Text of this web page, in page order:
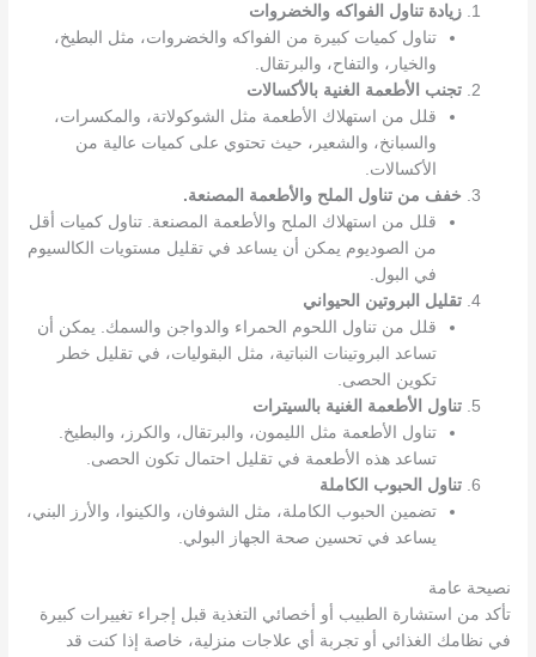
زيادة تناول الفواكه والخضروات
تناول كميات كبيرة من الفواكه والخضروات، مثل البطيخ،
والخيار، والتفاح، والبرتقال.
تجنب الأطعمة الغنية بالأكسالات
قلل من استهلاك الأطعمة مثل الشوكولاتة، والمكسرات،
والسبانخ، والشعير، حيث تحتوي على كميات عالية من
الأكسالات.
خفف من تناول الملح والأطعمة المصنعة.
قلل من استهلاك الملح والأطعمة المصنعة. تناول كميات أقل
من الصوديوم يمكن أن يساعد في تقليل مستويات الكالسيوم
في البول.
تقليل البروتين الحيواني
قلل من تناول اللحوم الحمراء والدواجن والسمك. يمكن أن
تساعد البروتينات النباتية، مثل البقوليات، في تقليل خطر
تكوين الحصى.
تناول الأطعمة الغنية بالسيترات
تناول الأطعمة مثل الليمون، والبرتقال، والكرز، والبطيخ.
تساعد هذه الأطعمة في تقليل احتمال تكون الحصى.
تناول الحبوب الكاملة
تضمين الحبوب الكاملة، مثل الشوفان، والكينوا، والأرز البني،
يساعد في تحسين صحة الجهاز البولي.
نصيحة عامة
تأكد من استشارة الطبيب أو أخصائي التغذية قبل إجراء تغييرات كبيرة
في نظامك الغذائي أو تجربة أي علاجات منزلية، خاصة إذا كنت قد